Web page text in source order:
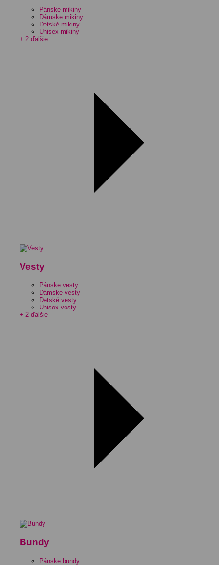
Pánske mikiny
Dámske mikiny
Detské mikiny
Unisex mikiny
+ 2 ďalšie
Vesty
Pánske vesty
Dámske vesty
Detské vesty
Unisex vesty
+ 2 ďalšie
Bundy
Pánske bundy